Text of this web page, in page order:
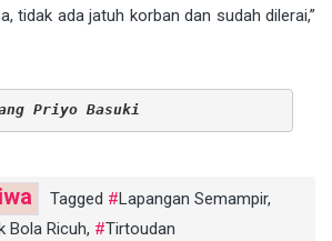
tidak ada jatuh korban dan sudah dilerai,”
Priyo Basuki
Tagged Lapangan Semampir,
Bola Ricuh, Tirtoudan